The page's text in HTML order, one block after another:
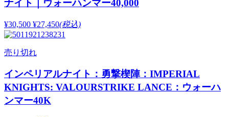
ナイト｜ウォーハンマー40,000
¥30,500 ¥27,450(税込)
売り切れ
インペリアルナイト：勇撃楔陣：IMPERIAL
KNIGHTS: VALOURSTRIKE LANCE：ウォーハ
ンマー40K